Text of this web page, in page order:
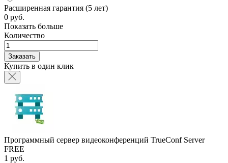
Расширенная гарантия (5 лет)
0 руб.
Показать больше
Количество
Заказать
Купить в один клик
Программный сервер видеоконференций TrueConf Server
FREE
1 руб.